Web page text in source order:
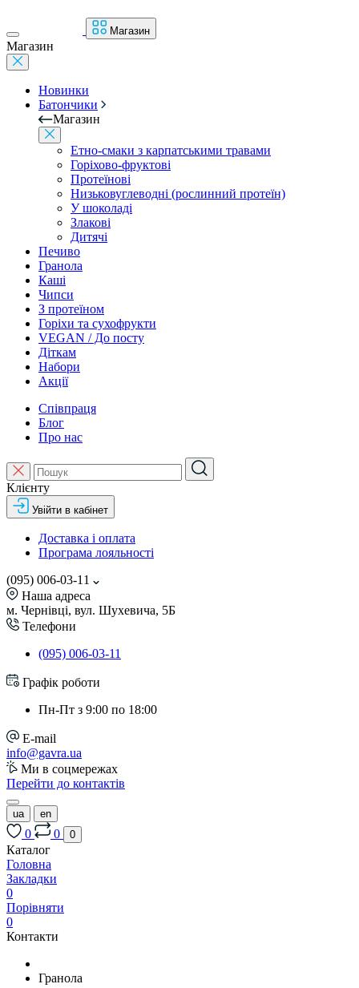
Магазин
Магазин
Новинки
Батончики
Магазин
Етно-смаки з карпатськими травами
Горіхово-фруктові
Протеїнові
Низьковуглеводні (рослинний протеїн)
У шоколаді
Злакові
Дитячі
Печиво
Гранола
Каші
Чипси
З протеїном
Горіхи та сухофрукти
VEGAN / До посту
Діткам
Набори
Акції
Співпраця
Блог
Про нас
Клієнту
Увійти в кабінет
Доставка і оплата
Програма лояльності
(095) 006-03-11
Наша адреса
м. Чернівці, вул. Шухевича, 5Б
Телефони
(095) 006-03-11
Графік роботи
Пн-Пт з 9:00 по 18:00
E-mail
info@gavra.ua
Ми в соцмережах
Перейти до контактів
ua en
0 0 0
Каталог
Головна
Закладки
0
Порівняти
0
Контакти
Гранола